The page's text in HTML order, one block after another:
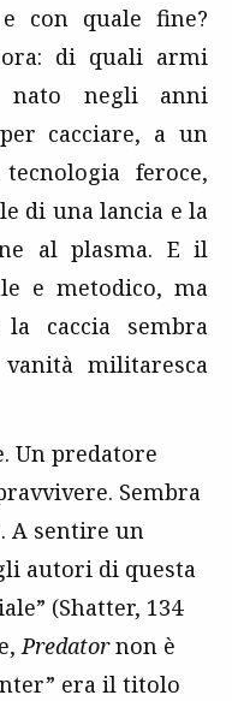
con quale fine?
di quali armi
nato negli anni
cacciare, a un
feroce,
di una lancia e la
al plasma. E il
e metodico, ma
caccia sembra
militaresca
Un predatore
Sembra
A sentire un
autori di questa
(Shatter, 134
Predatornon è
era il titolo